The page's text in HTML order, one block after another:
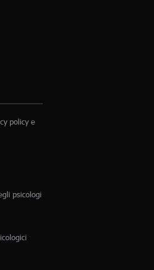
policy e
psicologi